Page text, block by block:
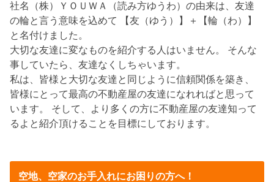
社名（株）ＹＯＵＷＡ（読み方ゆうわ）の由来は、友達
の輪と言う意味を込めて 【友（ゆう）】＋【輪（わ）】
と名付けました。
大切な友達に変なものを紹介する人はいません。 そんな
事していたら、友達なくしちゃいます。
私は、皆様と大切な友達と同じように信頼関係を築き、
皆様にとって最高の不動産屋の友達になれればと思って
います。 そして、より多くの方に不動産屋の友達知って
るよと紹介頂けることを目標にしております。
空地、空家のお手入れにお困りの方へ！